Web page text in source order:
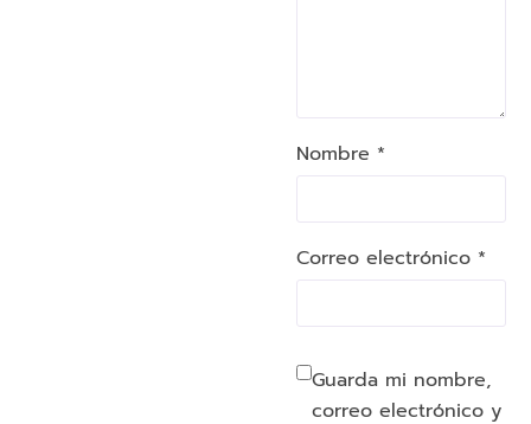
Nombre *
Correo electrónico *
Guarda mi nombre,
correo electrónico y